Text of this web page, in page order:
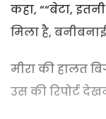
कहा, ““बेटा,
मिला है,
मीरा की हालत
उस की रिपोर्ट